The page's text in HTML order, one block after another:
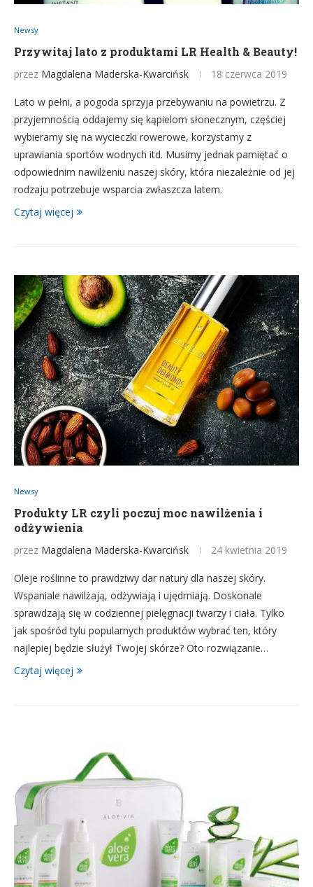
Newsy
Przywitaj lato z produktami LR Health & Beauty!
przez Magdalena Maderska-Kwarcińsk 18 czerwca 2019
Lato w pełni, a pogoda sprzyja przebywaniu na powietrzu. Z
przyjemnością oddajemy się kąpielom słonecznym, częściej
wybieramy się na wycieczki rowerowe, korzystamy z
uprawiania sportów wodnych itd. Musimy jednak pamiętać o
odpowiednim nawilżeniu naszej skóry, która niezależnie od jej
rodzaju potrzebuje wsparcia zwłaszcza latem.
Czytaj więcej
Newsy
Produkty LR czyli poczuj moc nawilżenia i
odżywienia
przez Magdalena Maderska-Kwarcińsk 24 kwietnia 2019
Oleje roślinne to prawdziwy dar natury dla naszej skóry.
Wspaniale nawilżają, odżywiają i ujędrniają. Doskonale
sprawdzają się w codziennej pielęgnacji twarzy i ciała. Tylko
jak spośród tylu popularnych produktów wybrać ten, który
najlepiej będzie służył Twojej skórze? Oto rozwiązanie…
Czytaj więcej